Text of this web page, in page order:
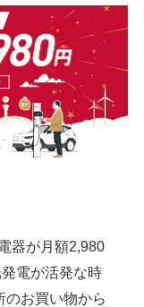
器が月額2,980
電が活発な時
のお買い物から